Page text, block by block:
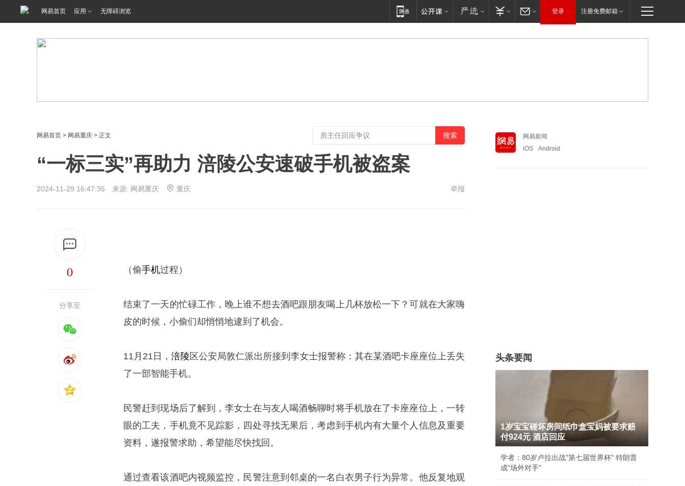
网易首页 应用 无障碍浏览 登录 注册免费邮箱
网易首页 > 网易重庆 > 正文
“一标三实”再助力 涪陵公安速破手机被盗案
2024-11-29 16:47:35 来源: 网易重庆 重庆 举报
0
分享至
（偷手机过程）
结束了一天的忙碌工作，晚上谁不想去酒吧跟朋友喝上几杯放松一下？可就在大家嗨
皮的时候，小偷们却悄悄地逮到了机会。
11月21日， 涪陵 区公安局敦仁派出所接到李女士报警称：其在某酒吧卡座座位上丢失
了一部智能手机。
民警赶到现场后了解到，李女士在与友人喝酒畅聊时将手机放在了卡座座位上，一转
眼的工夫，手机竟不见踪影，四处寻找无果后，考虑到手机内有大量个人信息及重要
资料，遂报警求助，希望能尽快找回。
通过查看该酒吧内视频监控，民警注意到邻桌的一名白衣男子行为异常。他反复地观
网易新闻
iOS
Android
头条要闻
1岁宝宝碰坏房间纸巾盒宝妈被要求赔
付924元 酒店回应
学者：80岁卢拉出战"第七届世界杯" 特朗普
成"场外对手"